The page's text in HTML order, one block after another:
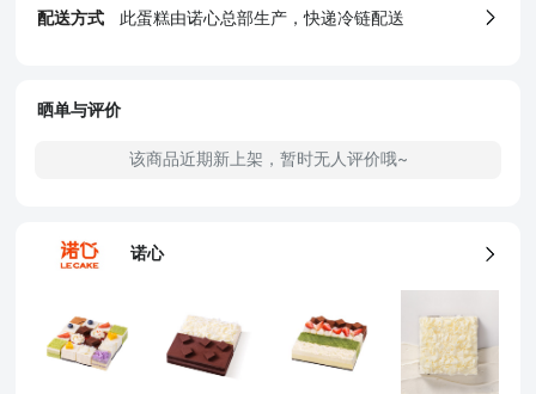
配送方式 此蛋糕由诺心总部生产，快递冷链配送
晒单与评价
该商品近期新上架，暂时无人评价哦~
诺心